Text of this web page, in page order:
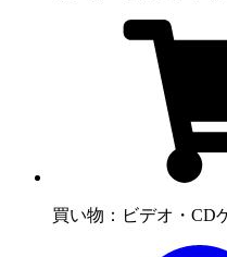
買い物：ビデオ・CD